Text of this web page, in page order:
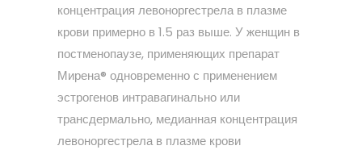
концентрация левоноргестрела в плазме
крови примерно в 1.5 раз выше. У женщин в
постменопаузе, применяющих препарат
Мирена® одновременно с применением
эстрогенов интравагинально или
трансдермально, медианная концентрация
левоноргестрела в плазме крови